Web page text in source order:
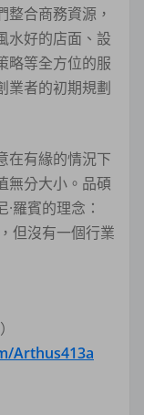
合商務資源，
水好的店面、設
略等全方位的服
業者的初期規劃
在有緣的情況下
無分大小。品碩
羅賓的理念：
但沒有一個行業
Arthus413a